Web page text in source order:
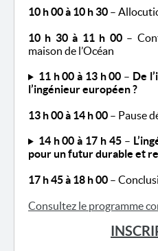
10 h 00 à 10 h 30 –
10 h 30 à 11 h 00–
maison de l’Océan
11 h 00 à 13 h 00 – De
l’ingénieur européen ?
13 h 00 à 14 h 00 – Pause
14 h 00 à 17 h 45–
pour un futur durable et
17 h 45à 18 h 00 –
Consultez le programme